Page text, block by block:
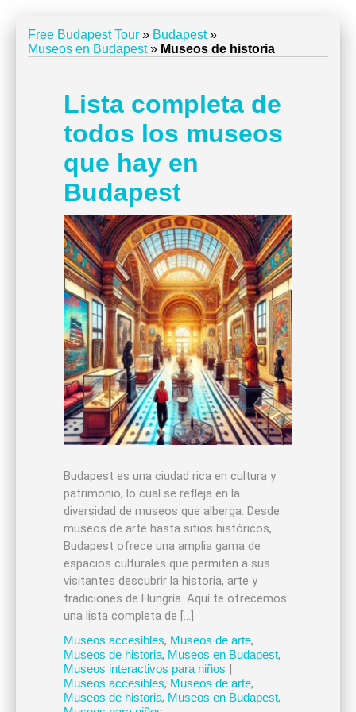
Free Budapest Tour » Budapest»
Museos en Budapest» Museos de historia
Lista completa de
todos los museos
que hay en
Budapest
Budapest es una ciudad rica en cultura y
patrimonio, lo cual se refleja en la
diversidad de museos que alberga. Desde
museos de arte hasta sitios históricos,
Budapest ofrece una amplia gama de
espacios culturales que permiten a sus
visitantes descubrir la historia, arte y
tradiciones de Hungría. Aquí te ofrecemos
una lista completa de […]
Museos accesibles, Museos de arte,
Museos de historia, Museos en Budapest,
Museos interactivos para niños |
Museos accesibles, Museos de arte,
Museos de historia, Museos en Budapest,